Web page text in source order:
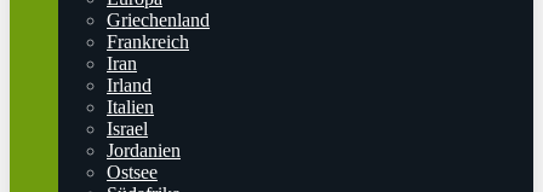
Griechenland
Frankreich
Iran
Irland
Italien
Israel
Jordanien
Ostsee